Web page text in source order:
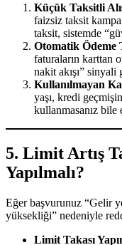
Küçük Taksitli
faizsiz taksit
taksit, sistemde
Otomatik Ödeme
faturaların karttan
nakit akışı” sinyali
Kullanılmayan
yaşı, kredi
kullanmasanız bile
5. Limit Artış
Yapılmalı?
Eğer başvurunuz “Gelir
yüksekliği” nedeniyle
Limit Takası